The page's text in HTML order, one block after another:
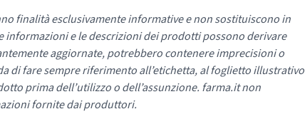
finalità esclusivamente informative e non sostituiscono in
informazioni e le descrizioni dei prodotti possono derivare
aggiornate, potrebbero contenere imprecisioni o
di fare sempre riferimento all’etichetta, al foglietto illustrativo
prima dell’utilizzo o dell’assunzione. farma.it non
fornite dai produttori.